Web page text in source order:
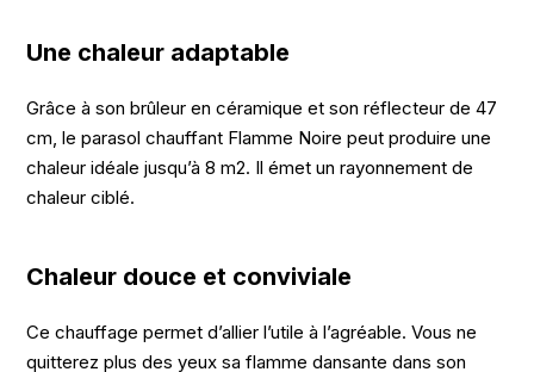
Une chaleur adaptable
Grâce à son brûleur en céramique et son réflecteur de 47
cm, le parasol chauffant Flamme Noire peut produire une
chaleur idéale jusqu’à 8 m2. Il émet un rayonnement de
chaleur ciblé.
Chaleur douce et conviviale
Ce chauffage permet d’allier l’utile à l’agréable. Vous ne
quitterez plus des yeux sa flamme dansante dans son